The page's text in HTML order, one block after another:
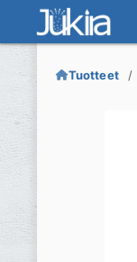
Siirry
navigointiin
Siirry
sisältöön
Tuotteet